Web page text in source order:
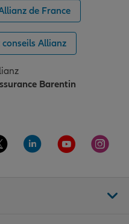
de France
Allianz
Barentin
page Facebook de Allianz
sur la page Twitter de
Aller sur la page
Aller sur la
Aller